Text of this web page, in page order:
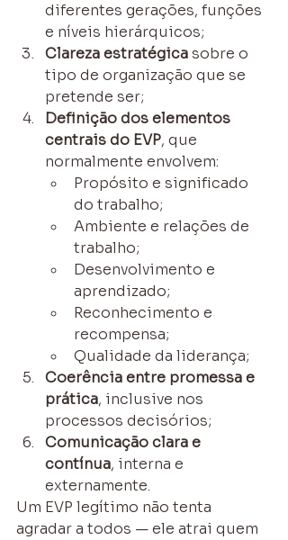
diferentes gerações, funções
e níveis hierárquicos;
Clareza estratégica sobre o
tipo de organização que se
pretende ser;
Definição dos elementos
centrais do EVP, que
normalmente envolvem:
Propósito e significado
do trabalho;
Ambiente e relações de
trabalho;
Desenvolvimento e
aprendizado;
Reconhecimento e
recompensa;
Qualidade da liderança;
Coerência entre promessa e
prática, inclusive nos
processos decisórios;
Comunicação clara e
contínua, interna e
externamente.
Um EVP legítimo não tenta
agradar a todos — ele atrai quem